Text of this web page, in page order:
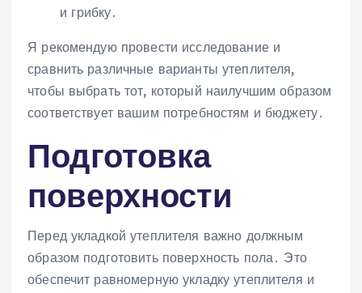
и грибку․
Я рекомендую провести исследование и
сравнить различные варианты утеплителя,
чтобы выбрать тот, который наилучшим образом
соответствует вашим потребностям и бюджету․
Подготовка
поверхности
Перед укладкой утеплителя важно должным
образом подготовить поверхность пола․ Это
обеспечит равномерную укладку утеплителя и